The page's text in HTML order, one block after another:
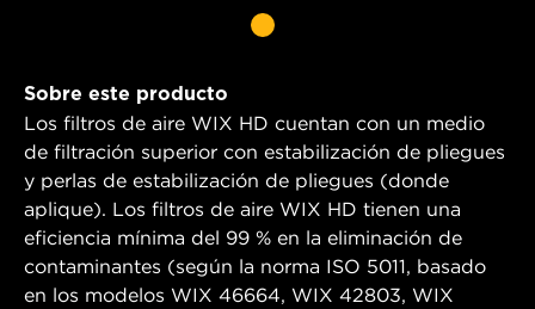
Sobre este producto
Los filtros de aire WIX HD cuentan con un medio
de filtración superior con estabilización de pliegues
y perlas de estabilización de pliegues (donde
aplique). Los filtros de aire WIX HD tienen una
eficiencia mínima del 99 % en la eliminación de
contaminantes (según la norma ISO 5011, basado
en los modelos WIX 46664, WIX 42803, WIX